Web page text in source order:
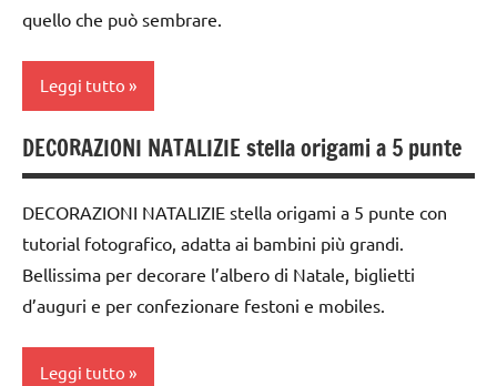
ARTICOLI
Natale
paperfolding
origami
TUTORIAL
TUTTI GLI
ARGOMENTI
PER ETA'
TUTTI GLI
anni
FESTE
quello che può sembrare.
Leggi tutto
carta
natalizie
FESTE
DELL'ANNO
Natale
DECORAZIONI NATALIZIE stella origami a 5 punte
DECORAZIONI NATALIZIE stella origami a 5 punte con
tutorial fotografico, adatta ai bambini più grandi.
Bellissima per decorare l’albero di Natale, biglietti
d’auguri e per confezionare festoni e mobiles.
Leggi tutto